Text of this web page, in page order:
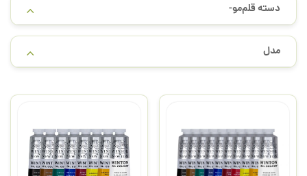
دسته قلم‌مو-
مدل